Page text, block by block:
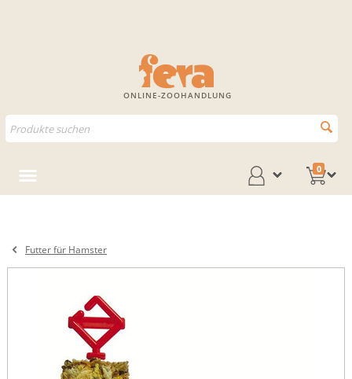
ONLINE-ZOOHANDLUNG
0
Futter für Hamster